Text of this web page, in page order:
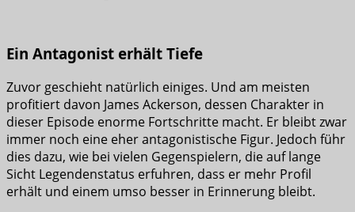
Ein Antagonist erhält Tiefe
Zuvor geschieht natürlich einiges. Und am meisten
profitiert davon James Ackerson, dessen Charakter in
dieser Episode enorme Fortschritte macht. Er bleibt zwar
immer noch eine eher antagonistische Figur. Jedoch führ
dies dazu, wie bei vielen Gegenspielern, die auf lange
Sicht Legendenstatus erfuhren, dass er mehr Profil
erhält und einem umso besser in Erinnerung bleibt.